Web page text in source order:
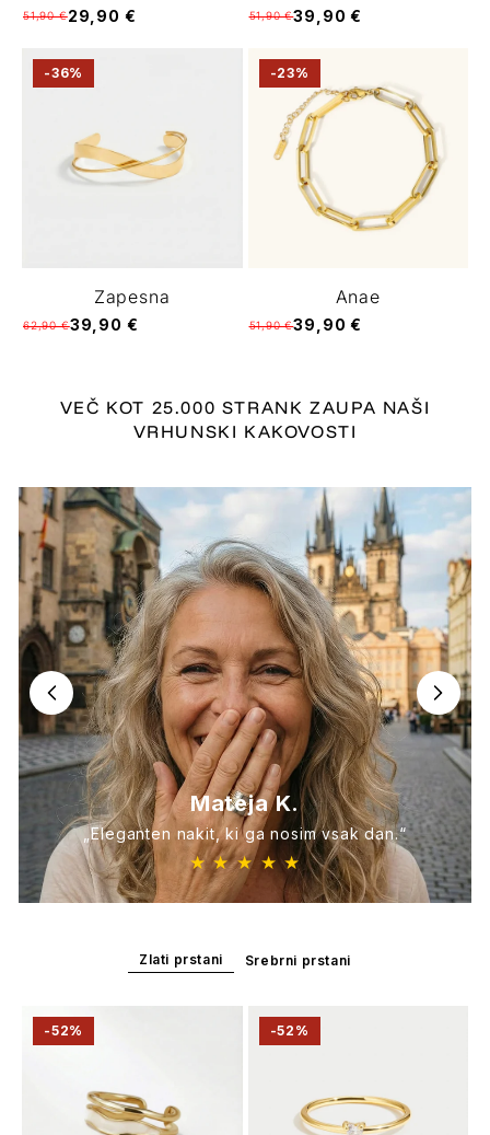
51,90 €29,90 € 51,90 €39,90 €
-36%
Zapesna
62,90 €39,90 €
-23%
Anae
51,90 €39,90 €
VEČ KOT 25.000 STRANK ZAUPA NAŠI
VRHUNSKI KAKOVOSTI
Mateja K.
„Eleganten nakit, ki ga nosim vsak dan.“
★ ★ ★ ★ ★
Zlati prstani Srebrni prstani
-52% -52%